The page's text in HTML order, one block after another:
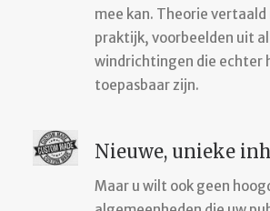
mee kan. Theorie vertaald
praktijk, voorbeelden uit
windrichtingen die echter
toepasbaar zijn.
Nieuwe, unieke
Maar u wilt ook geen